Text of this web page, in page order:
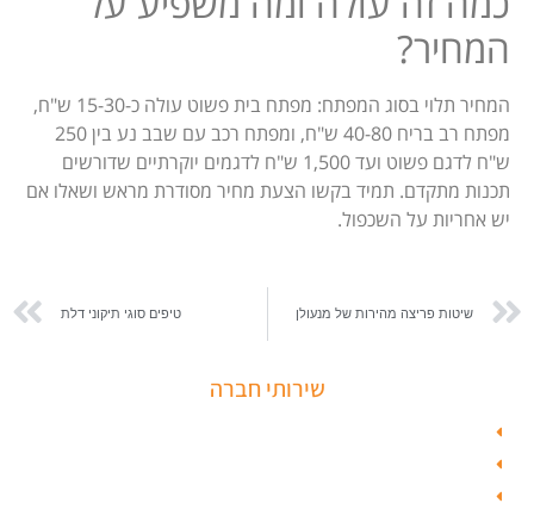
המחיר?
המחיר תלוי בסוג המפתח: מפתח בית פשוט עולה כ-15-30 ש"ח,
מפתח רב בריח 40-80 ש"ח, ומפתח רכב עם שבב נע בין 250
ש"ח לדגם פשוט ועד 1,500 ש"ח לדגמים יוקרתיים שדורשים
תכנות מתקדם. תמיד בקשו הצעת מחיר מסודרת מראש ושאלו אם
יש אחריות על השכפול.
שיטות פריצה מהירות של מנעולן טיפים סוגי תיקוני דלת
שירותי חברה